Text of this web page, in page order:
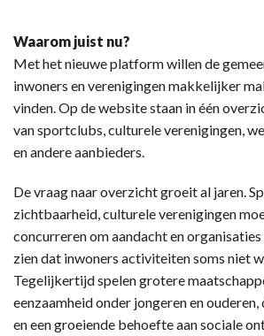
Waarom juist nu?
Met het nieuwe platform willen de
inwoners en verenigingen makkelijker
vinden. Op de website staan in één
van sportclubs, culturele verenigingen,
en andere aanbieders.
De vraag naar overzicht groeit al jaren.
zichtbaarheid, culturele verenigingen
concurreren om aandacht en
zien dat inwoners activiteiten soms niet
Tegelijkertijd spelen grotere
eenzaamheid onder jongeren en
en een groeiende behoefte aan sociale